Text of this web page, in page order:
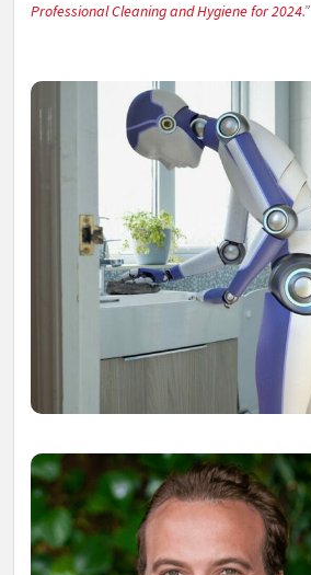
Professional Cleaning and Hygiene for 2024.”